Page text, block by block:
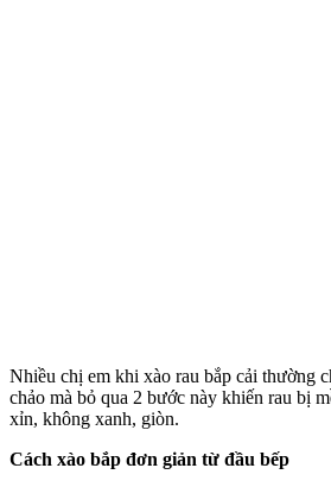
Nhiều chị em khi xào rau bắp cải thường
chảo mà bỏ qua 2 bước này khiến rau bị
xỉn, không xanh, giòn.
Cách xào bắp đơn giản từ đầu bếp